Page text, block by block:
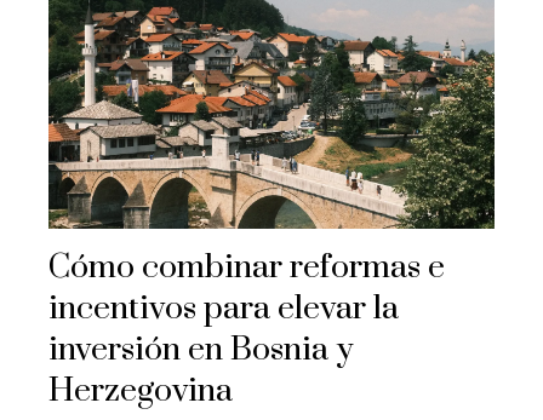
Cómo combinar reformas e
incentivos para elevar la
inversión en Bosnia y
Herzegovina